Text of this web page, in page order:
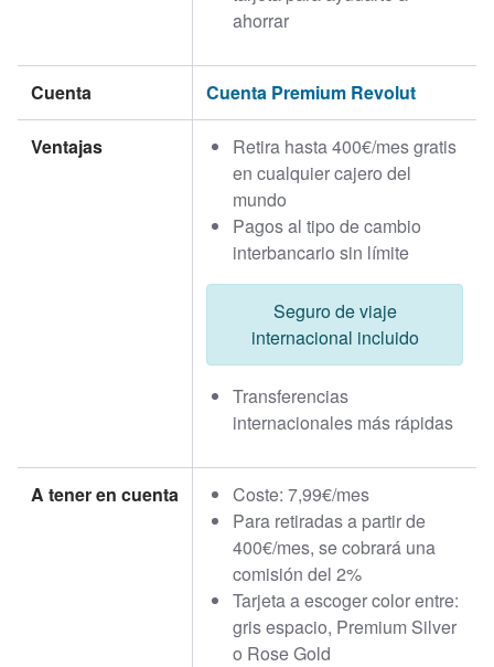
ahorrar
Cuenta Cuenta Premium Revolut
Ventajas
Retira hasta 400€/mes gratis
en cualquier cajero del
mundo
Pagos al tipo de cambio
interbancario sin límite
Seguro de viaje
internacional incluido
Transferencias
internacionales más rápidas
A tener en cuenta
Coste: 7,99€/mes
Para retiradas a partir de
400€/mes, se cobrará una
comisión del 2%
Tarjeta a escoger color entre:
gris espacio, Premium Silver
o Rose Gold